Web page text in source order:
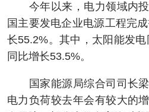
今年以来，电力领域内投
国主要发电企业电源工程完
长55.2%。其中，太阳能发
同比增长53.5%。
国家能源局综合司司长梁
电力负荷较去年会有较大的